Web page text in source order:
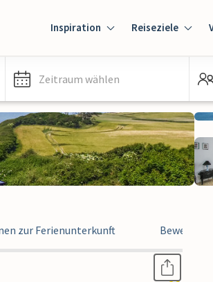
Inspiration Reiseziele
Zeitraum wählen
zur Ferienunterkunft